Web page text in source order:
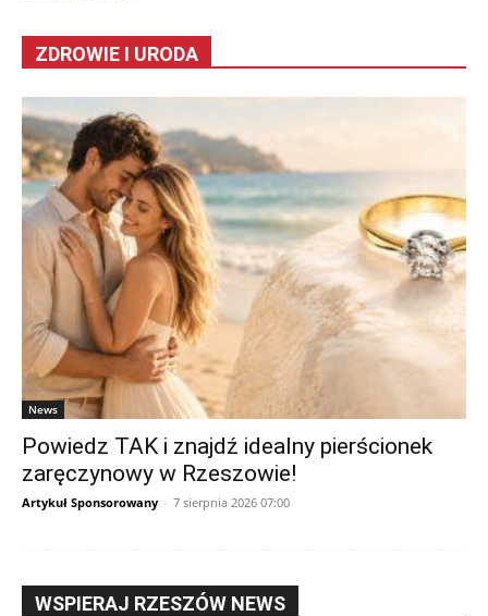
ZDROWIE I URODA
News
Powiedz TAK i znajdź idealny pierścionek
zaręczynowy w Rzeszowie!
Artykuł Sponsorowany - 7 sierpnia 2026 07:00
WSPIERAJ RZESZÓW NEWS